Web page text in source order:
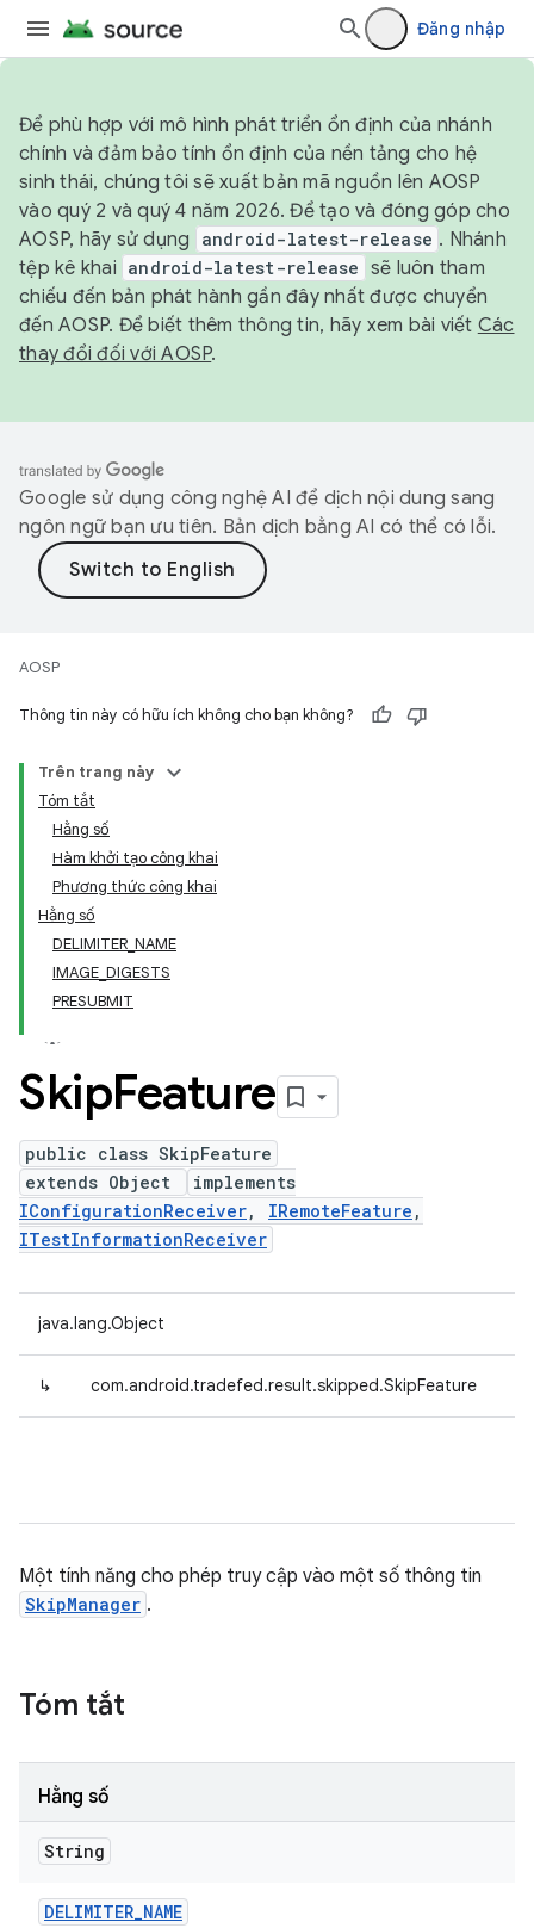
Đăng nhập
Để phù hợp với mô hình phát triển ổn định của nhánh
chính và đảm bảo tính ổn định của nền tảng cho hệ
sinh thái, chúng tôi sẽ xuất bản mã nguồn lên AOSP
vào quý 2 và quý 4 năm 2026. Để tạo và đóng góp cho
AOSP, hãy sử dụng
android-latest-release . Nhánh
tệp kê khai android-latest-release sẽ luôn tham
chiếu đến bản phát hành gần đây nhất được chuyển
đến AOSP. Để biết thêm thông tin, hãy xem bài viết Các
thay đổi đối với AOSP.
Google sử dụng công nghệ AI để dịch nội dung sang
ngôn ngữ bạn ưu tiên. Bản dịch bằng AI có thể có lỗi.
AOSP
Thông tin này có hữu ích không cho bạn không?
Trên trang này
Tóm tắt
Hằng số
Hàm khởi tạo công khai
Phương thức công khai
Hằng số
DELIMITER_NAME
IMAGE_DIGESTS
PRESUBMIT
SkipFeature
public class SkipFeature
extends Object
implements
IConfigurationReceiver, IRemoteFeature ,
ITestInformationReceiver
java.lang.Object
↳ com.android.tradefed.result.skipped.SkipFeature
Một tính năng cho phép truy cập vào một số thông tin
SkipManager .
Tóm tắt
Hằng số
String
DELIMITER_NAME